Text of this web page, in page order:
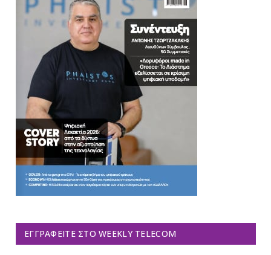
ΕΓΓΡΑΦΕΊΤΕ ΣΤΟ WEEKLY TELECOM